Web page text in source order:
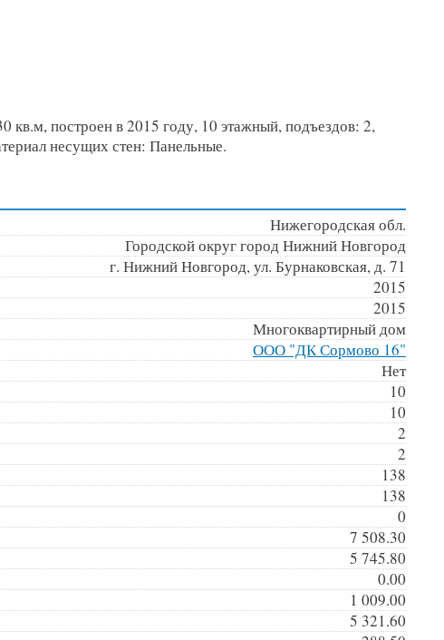
построен в 2015 году, 10 этажный, подъездов: 2,
несущих стен: Панельные.
Нижегородская обл.
Городской округ город Нижний Новгород
г. Нижний Новгород, ул. Бурнаковская, д. 71
2015
2015
Многоквартирный дом
ООО "ДК Сормово 16"
Нет
10
10
2
2
138
138
0
7 508.30
5 745.80
0.00
1 009.00
5 321.60